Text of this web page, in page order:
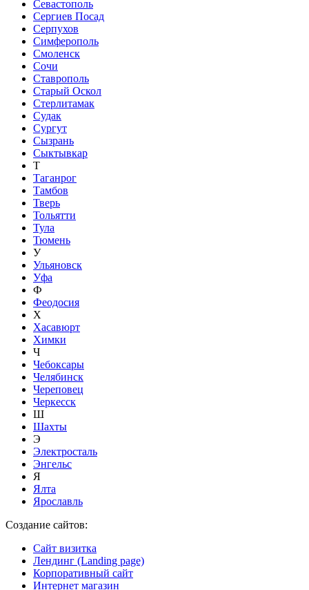
Севастополь
Сергиев Посад
Серпухов
Симферополь
Смоленск
Сочи
Ставрополь
Старый Оскол
Стерлитамак
Судак
Сургут
Сызрань
Сыктывкар
Т
Таганрог
Тамбов
Тверь
Тольятти
Тула
Тюмень
У
Ульяновск
Уфа
Ф
Феодосия
Х
Хасавюрт
Химки
Ч
Чебоксары
Челябинск
Череповец
Черкесск
Ш
Шахты
Э
Электросталь
Энгельс
Я
Ялта
Ярославль
Создание сайтов:
Сайт визитка
Лендинг (Landing page)
Корпоративный сайт
Интернет магазин